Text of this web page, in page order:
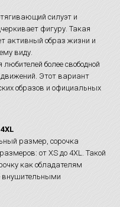
силуэт и
фигуру. Такая
активный образ жизни и
виду.
более свободной
движений. Этот вариант
образов и официальных
размер, сорочка
от XS до 4XL. Такой
как обладателям
внушительными